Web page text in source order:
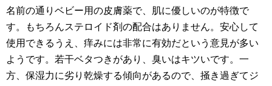
名前の通りベビー用の皮膚薬で、肌に優しいのが特徴で
す。もちろんステロイド剤の配合はありません。安心して
使用できるうえ、痒みには非常に有効だという意見が多い
ようです。若干ベタつきがあり、臭いはキツいです。一
方、保湿力に劣り乾燥する傾向があるので、掻き過ぎてジ